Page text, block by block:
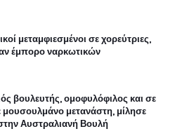
μεταμφιεσμένοι σε χορεύτριες,
έμπορο ναρκωτικών
βουλευτής, ομοφυλόφιλος και σε
μετανάστη, μίλησε
Αυστραλιανή Βουλή